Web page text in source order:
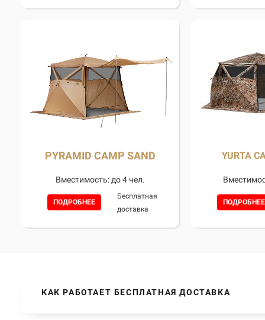
PYRAMID CAMP SAND
Вместимость: до 4 чел.
ПОДРОБНЕЕ
Бесплатная
доставка
YURTA
ПОДРОБНЕЕ
КАК РАБОТАЕТ БЕСПЛАТНАЯ ДОСТАВКА